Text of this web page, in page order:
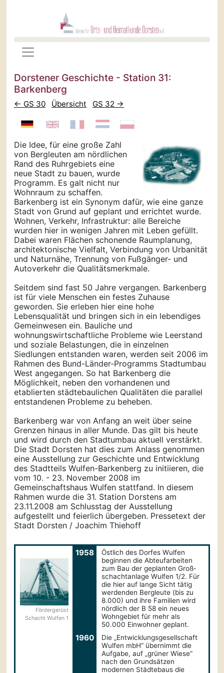
Dorstener Geschichte - Station 31:
Barkenberg
← GS 30 Übersicht GS 32 →
Die Idee, für eine große Zahl
von Bergleuten am nördlichen
Rand des Ruhrgebiets eine
neue Stadt zu bauen, wurde
Programm. Es galt nicht nur
Wohnraum zu schaffen.
Barkenberg ist ein Synonym dafür, wie eine ganze
Stadt von Grund auf geplant und errichtet wurde.
Wohnen, Verkehr, Infrastruktur: alle Bereiche
wurden hier in wenigen Jahren mit Leben gefüllt.
Dabei waren Flächen schonende Raumplanung,
architektonische Vielfalt, Verbindung von Urbanität
und Naturnähe, Trennung von Fußgänger- und
Autoverkehr die Qualitätsmerkmale.
Seitdem sind fast 50 Jahre vergangen. Barkenberg
ist für viele Menschen ein festes Zuhause
geworden. Sie erleben hier eine hohe
Lebensqualität und bringen sich in ein lebendiges
Gemeinwesen ein. Bauliche und
wohnungswirtschaftliche Probleme wie Leerstand
und soziale Belastungen, die in einzelnen
Siedlungen entstanden waren, werden seit 2006 im
Rahmen des Bund-Länder-Programms Stadtumbau
West angegangen. So hat Barkenberg die
Möglichkeit, neben den vorhandenen und
etablierten städtebaulichen Qualitäten die parallel
entstandenen Probleme zu beheben.
Barkenberg war von Anfang an weit über seine
Grenzen hinaus in aller Munde. Das gilt bis heute
und wird durch den Stadtumbau aktuell verstärkt.
Die Stadt Dorsten hat dies zum Anlass genommen
eine Ausstellung zur Geschichte und Entwicklung
des Stadtteils Wulfen-Barkenberg zu initiieren, die
vom 10. - 23. November 2008 im
Gemeinschaftshaus Wulfen stattfand. In diesem
Rahmen wurde die 31. Station Dorstens am
23.11.2008 am Schlusstag der Ausstellung
aufgestellt und feierlich übergeben. Pressetext der
Stadt Dorsten / Joachim Thiehoff
Fördergerüst
Schacht Wulfen 1
1958
Östlich des Dorfes Wulfen
beginnen die Abteufarbeiten
zum Bau der geplanten Groß­
schacht­anlage Wulfen 1/2. Für
die hier auf lange Sicht tätig
werdenden Bergleute (bis zu
8.000) und ihre Familien wird
nördlich der B 58 ein neues
Wohngebiet für mehr als
50.000 Einwohner geplant.
1960
Die „Entwicklungs­gesellschaft
Wulfen mbH“ übernimmt die
Aufgabe, auf „grüner Wiese“
nach den Grundsätzen
modernen Städtebaus die